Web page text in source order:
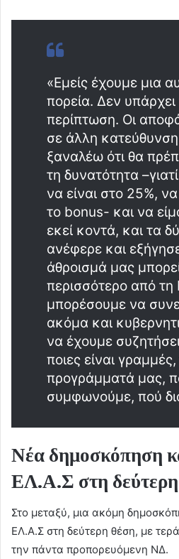
«Εμείς έχουμε μια
πορεία. Δεν υπάρχει
περίπτωση. Οι
σε άλλη
ξαναλέω ότι θα
τη δυνατότητα
να είναι στο 25%,
το bonus- και να
εκεί κοντά, και τα
ανέφερε και
άθροισμά μας
περισσότερο από τη
μπορέσουμε να
ακόμα και
να έχουμε
ποιες είναι
προγράμματά μας,
συμφωνούμε, πού
Νέα δημοσκόπηση
ΕΛ.Α.Σ στη
Στο μεταξύ, μια ακόμη
ΕΛ.Α.Σ στη δεύτερη θέση, με
την πάντα προπορευόμενη ΝΔ.